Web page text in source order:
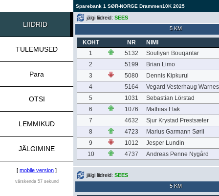
Sparebank 1 SØR-NORGE Drammen10K 2025
LIIDRID
TULEMUSED
Para
OTSI
LEMMIKUD
JÄLGIMINE
[ mobile version ]
värskenda 57 sekund
jälgi liidreid: SEES
5 KM
KOHT NR
NIMI
1
5132
Soufiyan Bouqantar
2
5199
Brian Limo
3
5080
Dennis Kipkurui
4
5164
Vegard Vesterhaug Warnes
5
1031
Sebastian Lörstad
6
1076
Mathias Flak
7
4632
Sjur Krystad Prestsæter
8
4723
Marius Garmann Sørli
9
1012
Jesper Lundin
10
4737 Andreas Penne Nygård
jälgi liidreid: SEES
5 KM